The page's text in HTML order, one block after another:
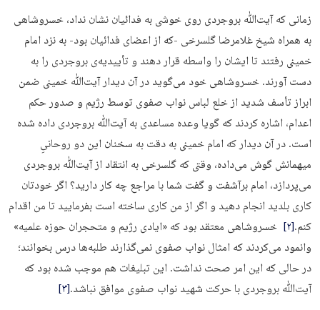
زمانی که آیت‌­ﷲ بروجردی روی خوشی به فدائیان نشان نداد، خسروشاهی
به همراه شیخ غلامرضا گلسرخی -که از اعضای فدائیان بود- به نزد امام
خمینی رفتند تا ایشان را واسطه قرار دهند و تأییدیه­‌ی بروجردی را به
دست آورند. خسروشاهی خود می­‌گوید در آن دیدار آیت‌ﷲ خمینی ضمن
ابراز تأسف شدید از خلع لباس نواب صفوی توسط رژیم و صدور حکم
اعدام، اشاره کردند که گویا وعده مساعدی به آیت‌ﷲ بروجردی داده شده
است. در آن دیدار که امام خمینی به دقت به سخنان این دو روحانیِ
میهمانش گوش می‌­داده، وقتی که گلسرخی به انتقاد از آیت­‌ﷲ بروجردی
می­‌پردازد، امام برآشفت و گفت شما با مراجع چه کار دارید؟ اگر خودتان
کاری بلدید انجام دهید و اگر از من کاری ساخته است بفرمایید تا من اقدام
کنم.[۲]
خسروشاهی معتقد بود که «ایادی رژیم و متحجران حوزه علمیه»
وانمود می­‌کردند که امثال نواب صفوی نمی‌گذارند طلبه­‌ها درس بخوانند؛
در حالی که این امر صحت نداشت. این تبلیغات هم موجب شده بود که
آیت‌ﷲ بروجردی با حرکت شهید نواب صفوی موافق نباشد.[۳]